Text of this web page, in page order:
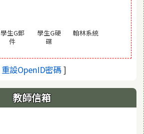
學生G郵
件(另開視窗)
學生G硬
碟(另開視窗)
翰林系統(另開視窗)
重設OpenID密碼(另開視窗)
]
教師信箱